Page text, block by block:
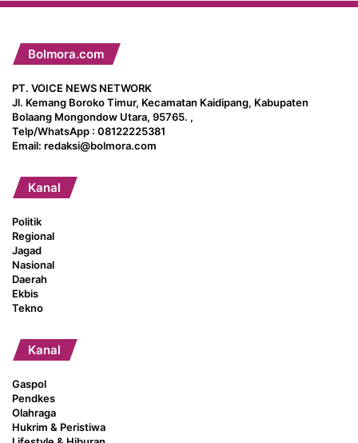
Bolmora.com
PT. VOICE NEWS NETWORK
Jl. Kemang Boroko Timur, Kecamatan Kaidipang, Kabupaten
Bolaang Mongondow Utara, 95765. ,
Telp/WhatsApp : 08122225381
Email: redaksi@bolmora.com
Kanal
Politik
Regional
Jagad
Nasional
Daerah
Ekbis
Tekno
Kanal
Gaspol
Pendkes
Olahraga
Hukrim & Peristiwa